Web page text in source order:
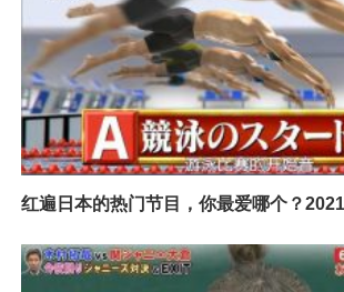
红遍日本的热门节目，你最爱哪个？